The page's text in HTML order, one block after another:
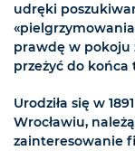
udręki
prawdę w pokoju
przeżyć do końca
Urodziła się w
Wrocławiu,
zainteresowanie